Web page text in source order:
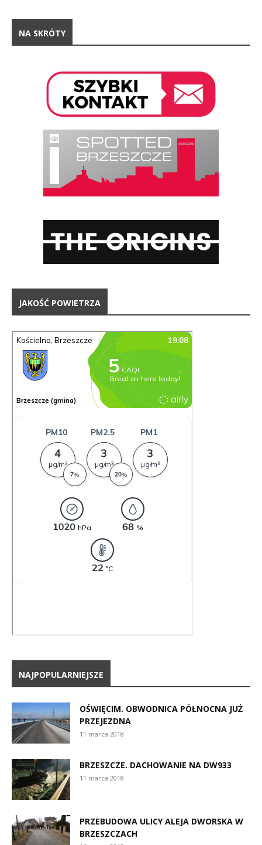
NA SKRÓTY
JAKOŚĆ POWIETRZA
NAJPOPULARNIEJSZE
OŚWIĘCIM. OBWODNICA PÓŁNOCNA JUŻ
PRZEJEZDNA
11 marca 2018
BRZESZCZE. DACHOWANIE NA DW933
11 marca 2018
PRZEBUDOWA ULICY ALEJA DWORSKA W
BRZESZCZACH